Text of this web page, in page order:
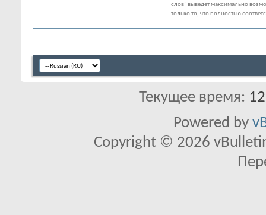
слов" выведет максимально
только то, что полностью
Текущее время:
Powered by
Copyright © 2026